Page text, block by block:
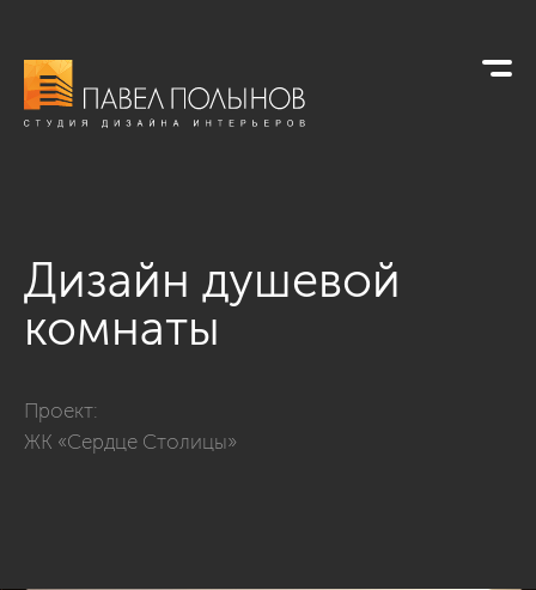
Дизайн душевой
комнаты
Проект:
ЖК «Сердце Столицы»